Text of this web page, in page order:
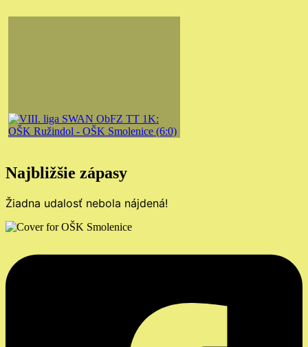
Najbližšie zápasy
Žiadna udalosť nebola nájdená!